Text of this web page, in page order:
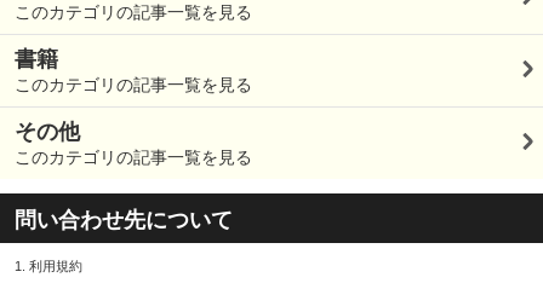
このカテゴリの記事一覧を見る
書籍
このカテゴリの記事一覧を見る
その他
このカテゴリの記事一覧を見る
問い合わせ先について
1. 利用規約